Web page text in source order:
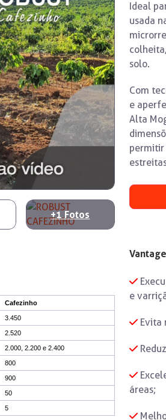
+1Fotos
Cafezinho
3.450
2.520
2.000, 2.200 e 2.400
800
900
50
5
Ideal
usada
solo.
Com
e
Alta
permitir
e
Evita
áreas;